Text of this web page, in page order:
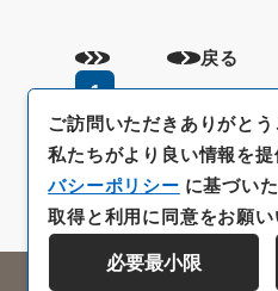
戻る
1
All rights reserved/
ご訪問いただきありがとう
私たちがより良い情報を提
バシーポリシー に基づい
取得と利用に同意をお願い
必要最小限